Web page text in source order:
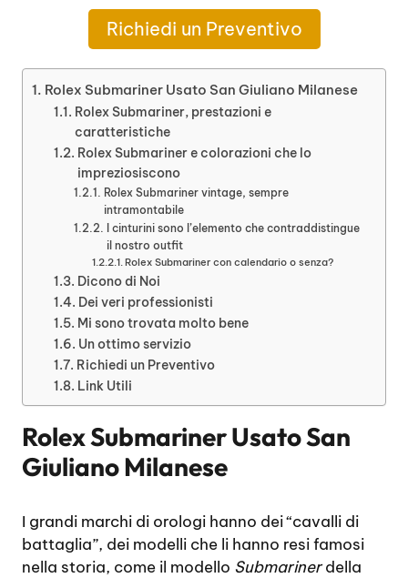
Richiedi un Preventivo
Rolex Submariner Usato San Giuliano Milanese
Rolex Submariner, prestazioni e
caratteristiche
Rolex Submariner e colorazioni che lo
impreziosiscono
Rolex Submariner vintage, sempre
intramontabile
I cinturini sono l’elemento che contraddistingue
il nostro outfit
Rolex Submariner con calendario o senza?
Dicono di Noi
Dei veri professionisti
Mi sono trovata molto bene
Un ottimo servizio
Richiedi un Preventivo
Link Utili
Rolex Submariner Usato San
Giuliano Milanese
I grandi marchi di orologi hanno dei “cavalli di
battaglia”, dei modelli che li hanno resi famosi
nella storia, come il modello Submarinerdella